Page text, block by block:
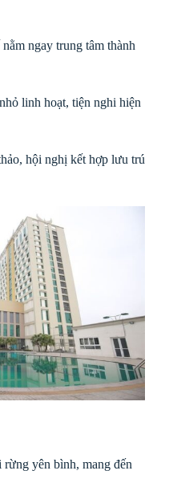
ngay trung tâm thành
linh hoạt, tiện nghi hiện
hội nghị kết hợp lưu trú
yên bình, mang đến